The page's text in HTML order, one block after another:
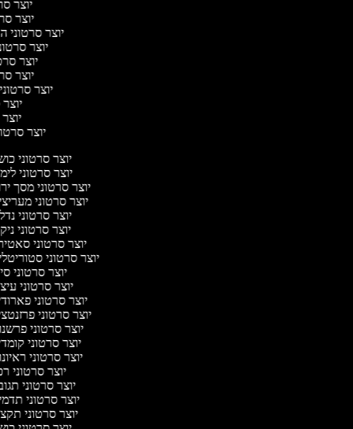
יוצר
יוצר
יוצר סרטוני
יוצר
יוצר
יוצר
יוצר
יוצר
יוצר
יוצר סרטוני
יוצר סרטוני
יוצר סרטוני מסך
יוצר סרטוני
יוצר סרטוני
יוצר סרטוני
יוצר סרטוני
יוצר סרטוני
יוצר סרטוני
יוצר סרטוני
יוצר סרטוני
יוצר סרטוני
יוצר סרטוני
יוצר סרטוני
יוצר סרטוני
יוצר סרטוני
יוצר סרטוני
יוצר סרטוני
יוצר סרטוני